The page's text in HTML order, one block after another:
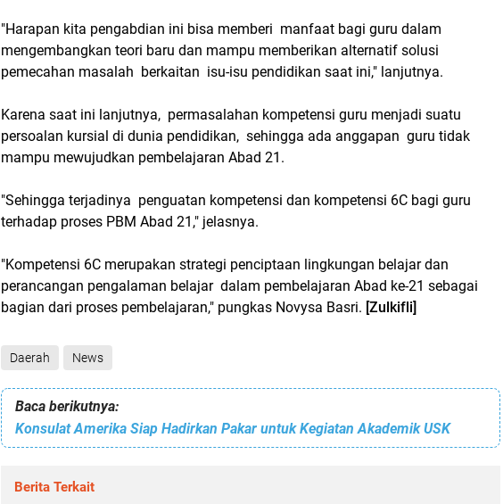
"Harapan kita pengabdian ini bisa memberi manfaat bagi guru dalam
mengembangkan teori baru dan mampu memberikan alternatif solusi
pemecahan masalah berkaitan isu-isu pendidikan saat ini," lanjutnya.
Karena saat ini lanjutnya, permasalahan kompetensi guru menjadi suatu
persoalan kursial di dunia pendidikan, sehingga ada anggapan guru tidak
mampu mewujudkan pembelajaran Abad 21.
"Sehingga terjadinya penguatan kompetensi dan kompetensi 6C bagi guru
terhadap proses PBM Abad 21," jelasnya.
"Kompetensi 6C merupakan strategi penciptaan lingkungan belajar dan
perancangan pengalaman belajar dalam pembelajaran Abad ke-21 sebagai
bagian dari proses pembelajaran," pungkas Novysa Basri. [Zulkifli]
Daerah News
Baca berikutnya:
Konsulat Amerika Siap Hadirkan Pakar untuk Kegiatan Akademik USK
Berita Terkait